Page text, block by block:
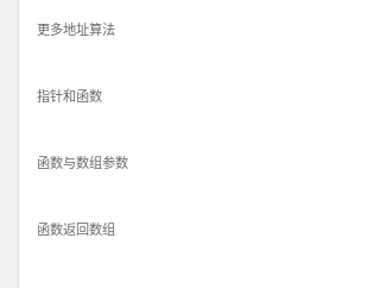
更多地址算法
指针和函数
函数与数组参数
函数返回数组